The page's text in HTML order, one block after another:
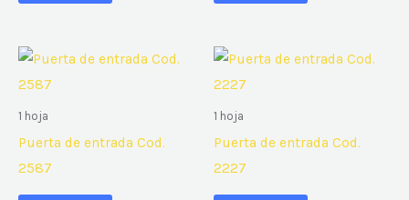
1 hoja
Puerta de entrada Cod.
2587
1 hoja
Puerta de entrada Cod.
2227